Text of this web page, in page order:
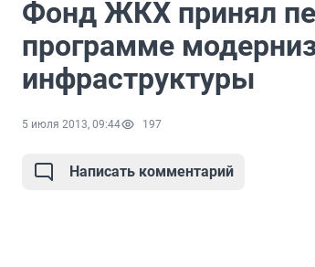
Фонд ЖКХ принял
программе
инфраструктуры
5 июля 2013, 09:44 197
Написать комментарий